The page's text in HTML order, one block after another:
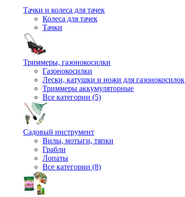
Тачки и колеса для тачек
Колеса для тачек
Тачки
Триммеры, газонокосилки
Газонокосилки
Лески, катушки и ножи для газонокосилок
Триммеры аккумуляторные
Все категории (5)
Садовый инструмент
Вилы, мотыги, тяпки
Грабли
Лопаты
Все категории (8)